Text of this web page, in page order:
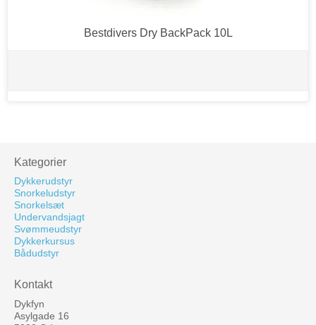
Bestdivers Dry BackPack 10L
Kategorier
Dykkerudstyr
Snorkeludstyr
Snorkelsæt
Undervandsjagt
Svømmeudstyr
Dykkerkursus
Bådudstyr
Kontakt
Dykfyn
Asylgade 16